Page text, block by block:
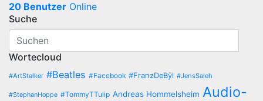
20 Benutzer Online
Suche
Wortecloud
#ArtStalker #Beatles #Facebook #FranzDeBÿl #JensSaleh
#StephanHoppe #TommyTTulip Andreas Hommelsheim Audio-